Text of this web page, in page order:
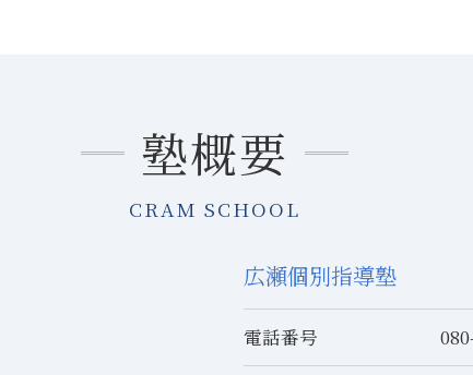
塾概要
CRAM SCHOOL
広瀬個別指導塾
電話番号